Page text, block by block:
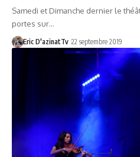
Samedi et Dimanche dernier le
portes sur…
Eric D'azinatTv 22 septembre 2019